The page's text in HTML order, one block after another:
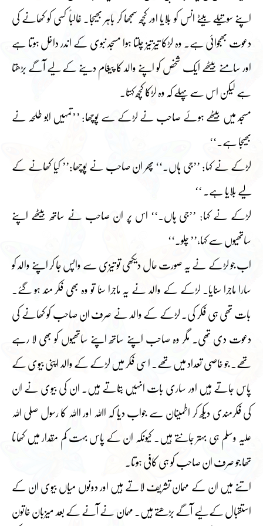
اپنے سوتیلے بیٹے انس کو بلایا اور کچھ سمجھا کر باہر بھیجا۔ غالباً کسی کو کھانے کی
دعوت بھجوائی ہے۔ وہ لڑکا تیز تیز چلتا ہوا مسجد نبوی کے اندر داخل ہوتا ہے
اور سامنے بیٹھے ایک شخص کو اپنے والد کا پیغام دینے کے لیے آگے بڑھتا
ہے لیکن اس سے پہلے کہ وہ لڑکا کچھ کہتا۔
مسجد میں بیٹھے ہوئے صاحب نے لڑکے سے پوچھا: ’’تمہیں ابو طلحہ نے
بھیجا ہے۔‘‘
لڑکے نے کہا: ’’جی ہاں۔‘‘ پھر ان صاحب نے پوچھا:’’ کیا کھانے کے
لیے بلایا ہے۔ ‘‘
لڑکے نے کہا: ’’جی ہاں۔‘‘ اس پر ان صاحب نے ساتھ بیٹھے اپنے
ساتھیوں سے کہا،’’ چلو۔‘‘
اب جو لڑکے نے یہ صورت حال دیکھی تو تیزی سے واپس جا کر اپنے والد کو
سارا ماجرا سنایا۔ لڑکے کے والد نے یہ ماجرا سنا تو وہ بھی فکر مند ہو گئے۔
بات تھی ہی فکر کی۔ لڑکے کے والد نے صرف ان صاحب کو کھانے کی
دعوت دی تھی۔ مگر وہ صاحب اپنے ساتھ اپنے ساتھیوں کو بھی لا رہے
تھے۔ جو خاصی تعداد میں تھے۔ اسی فکر میں لڑکے کے والد اپنی بیوی کے
پاس جاتے ہیں اور ساری بات انہیں بتاتے ہیں۔ ان کی بیوی نے ان
کی فکرمندی دیکھ کر اطمینان سے جواب دیا کہ اﷲ اور اﷲ کا رسول صلی اللہ
علیہ وسلم ہی بہتر جانتے ہیں۔ کیونکہ ان کے پاس بہت کم مقدار میں کھانا
تھا جو صرف ان صاحب کو ہی کافی ہوتا۔
اتنے میں ان کے مہمان تشریف لاتے ہیں اور دونوں میاں بیوی ان کے
استقبال کے لیے آگے بڑھتے ہیں۔ مہمان نے آنے کے بعد میزبان خاتون